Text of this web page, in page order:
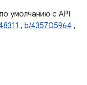
умолчанию с API
, b/435705964 ,